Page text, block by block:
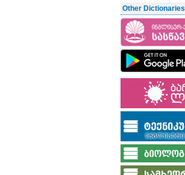
Other Dictionaries